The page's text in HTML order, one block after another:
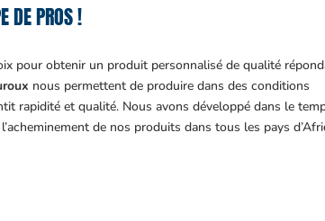
DE PROS !
pour obtenir un produit personnalisé de qualité
nous permettent de produire dans des conditions
rapidité et qualité. Nous avons développé dans le
de nos produits dans tous les pays